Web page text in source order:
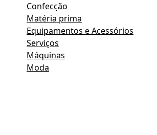
Confecção
Matéria prima
Equipamentos e Acessórios
Serviços
Máquinas
Moda